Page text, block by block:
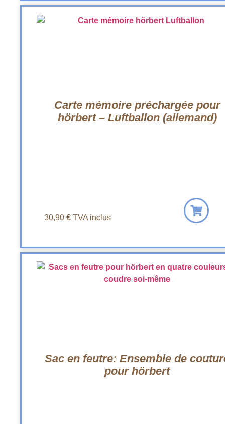
Carte mémoire préchargée pour
hörbert – Luftballon (allemand)
30,90 € TVA inclus
Sac en feutre: Ensemble de
pour hörbert